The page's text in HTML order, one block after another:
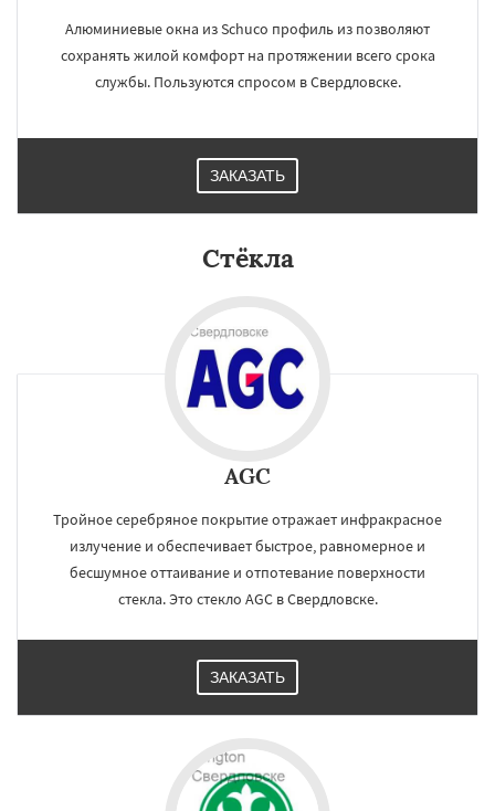
Томилино Тучково
Фосфоритный
Черкизово
Черусти
Алюминиевые окна из Schuco профиль из позволяют
сохранять жилой комфорт на протяжении всего срока
службы. Пользуются спросом в Свердловске.
ЗАКАЗАТЬ
Стёкла
AGC
Тройное серебряное покрытие отражает инфракрасное
излучение и обеспечивает быстрое, равномерное и
бесшумное оттаивание и отпотевание поверхности
стекла. Это стекло AGC в Свердловске.
ЗАКАЗАТЬ
УЗНАТЬ ПОДРОБНЕЕ